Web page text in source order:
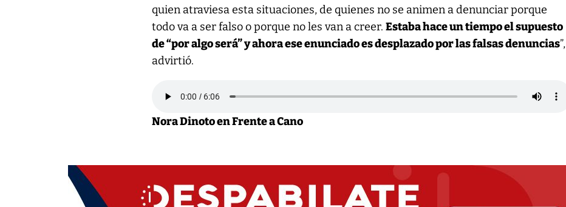
quien atraviesa esta situaciones, de quienes no se animen a denunciar porque
todo va a ser falso o porque no les van a creer.Estaba hace un tiempo el supuesto
de “por algo será” y ahora ese enunciado es desplazado por las falsas denuncias”,
advirtió.
Nora Dinoto en Frente a Cano